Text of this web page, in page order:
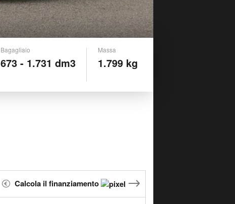
Bagagliaio
673 - 1.731 dm3
Massa
1.799 kg
Calcola il finanziamento